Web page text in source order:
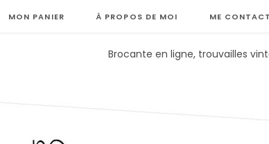
MON PANIER À PROPOS DE MOI ME
Brocante en ligne, trouvailles